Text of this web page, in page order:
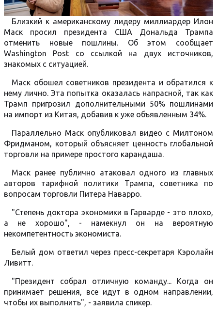
Близкий к американскому лидеру миллиардер Илон
Маск просил президента США Дональда Трампа
отменить новые пошлины. Об этом сообщает
Washington Post со ссылкой на двух источников,
знакомых с ситуацией.
Маск обошел советников президента и обратился к
нему лично. Эта попытка оказалась напрасной, так как
Трамп пригрозил дополнительными 50% пошлинами
на импорт из Китая, добавив к уже объявленным 34%.
Параллельно Маск опубликовал видео с Милтоном
Фридманом, который объясняет ценность глобальной
торговли на примере простого карандаша.
Маск ранее публично атаковал одного из главных
авторов тарифной политики Трампа, советника по
вопросам торговли Питера Наварро.
"Степень доктора экономики в Гарварде - это плохо,
а не хорошо", - намекнул он на вероятную
некомпетентность экономиста.
Белый дом ответил через пресс-секретаря Кэролайн
Ливитт.
"Президент собрал отличную команду... Когда он
принимает решения, все идут в одном направлении,
чтобы их выполнить", - заявила спикер.